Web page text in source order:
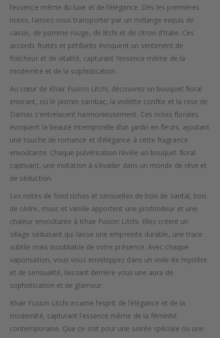
l’essence même du luxe et de l’élégance. Dès les premières
notes, laissez-vous transporter par un mélange exquis de
cassis, de pomme rouge, de litchi et de citron d’Italie. Ces
accords fruités et pétillants évoquent un sentiment de
fraîcheur et de vitalité, capturant l’essence même de la
modernité et de la sophistication.
Au cœur de Khair Fusion Litchi, découvrez un bouquet floral
enivrant, où le jasmin sambac, la violette confite et la rose de
Damas s’entrelacent harmonieusement. Ces notes florales
évoquent la beauté intemporelle d’un jardin en fleurs, ajoutant
une touche de romance et d’élégance à cette fragrance
envoûtante. Chaque pulvérisation révèle un bouquet floral
captivant, une invitation à s’évader dans un monde de rêve et
de séduction.
Les notes de fond riches et sensuelles de bois de santal, bois
de cèdre, musc et vanille apportent une profondeur et une
chaleur envoûtante à Khair Fusion Litchi. Elles créent un
sillage séduisant qui laisse une empreinte durable, une trace
subtile mais inoubliable de votre présence. Avec chaque
vaporisation, vous vous enveloppez dans un voile de mystère
et de sensualité, laissant derrière vous une aura de
sophistication et de glamour.
Khair Fusion Litchi incarne l’esprit de l’élégance et de la
modernité, capturant l’essence même de la féminité
contemporaine. Que ce soit pour une soirée spéciale ou une